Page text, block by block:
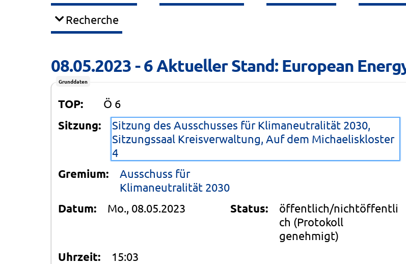
Recherche
08.05.2023 - 6 Aktueller Stand: European
Grunddaten
TOP: Ö 6
Sitzung:
Sitzung des Ausschusses für Klimaneutralität 2030,
Sitzungssaal Kreisverwaltung, Auf dem Michaeliskloster
4
Gremium:
Ausschuss für
Klimaneutralität 2030
Datum: Mo., 08.05.2023 Status:
öffentlich/nichtöffentli
ch (Protokoll
genehmigt)
Uhrzeit: 15:03